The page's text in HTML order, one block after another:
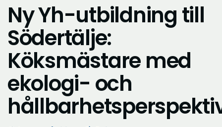
Ny Yh-utbildning till
Södertälje:
Köksmästare med
ekologi- och